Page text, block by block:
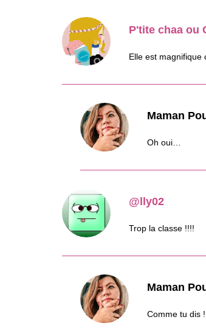
P'tite chaa ou
Elle est magnifique
Maman
Oh oui…
@lly02
Trop la classe !!!!
Maman
Comme tu dis !